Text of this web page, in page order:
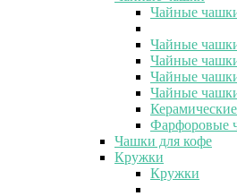
Чайные
Чайные
Чайные
Чайные
Чайные
Фарфоровые
Чашки для кофе
Кружки
Кружки